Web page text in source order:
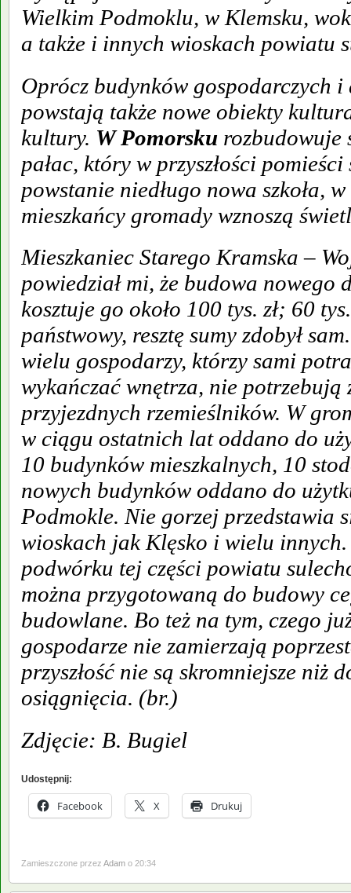
Wielkim Podmoklu, w Klemsku,
a także i innych wioskach powiatu
Oprócz budynków gospodarczych i
powstają także nowe obiekty
kultury. W Pomorsku rozbudowuje
pałac, który w przyszłości pomieści
powstanie niedługo nowa szkoła,
mieszkańcy gromady wznoszą
Mieszkaniec Starego Kramska –
powiedział mi, że budowa nowego
kosztuje go około 100 tys. zł; 60
państwowy, resztę sumy zdobył
wielu gospodarzy, którzy sami
wykańczać wnętrza, nie potrzebują
przyjezdnych rzemieślników. W
w ciągu ostatnich lat oddano do
10 budynków mieszkalnych, 10
nowych budynków oddano do
Podmokle. Nie gorzej przedstawia
wioskach jak Klęsko i wielu
podwórku tej części powiatu
można przygotowaną do budowy
budowlane. Bo też na tym, czego
gospodarze nie zamierzają
przyszłość nie są skromniejsze niż
osiągnięcia. (br.)
Zdjęcie: B. Bugiel
Udostępnij:
Facebook X Drukuj
Zamieszczone przez Adam o 20:34